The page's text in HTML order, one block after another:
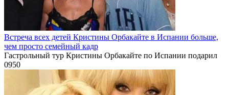
Встреча всех детей Кристины Орбакайте в Испании больше,
чем просто семейный кадр
Гастрольный тур Кристины Орбакайте по Испании подарил
0950